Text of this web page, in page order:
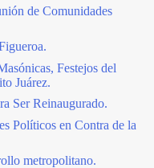
de Comunidades
Festejos del
Juárez.
Ser Reinaugurado.
Políticos en Contra de la
metropolitano.